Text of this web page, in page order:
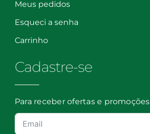
Meus pedidos
Esqueci a senha
Carrinho
Cadastre-se
Para receber ofertas e promoções